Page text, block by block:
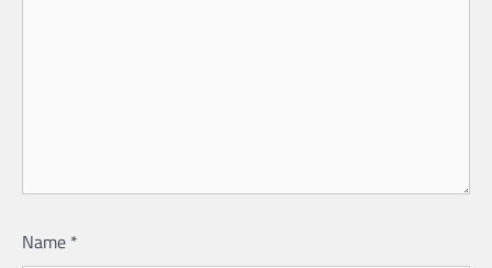
Name *